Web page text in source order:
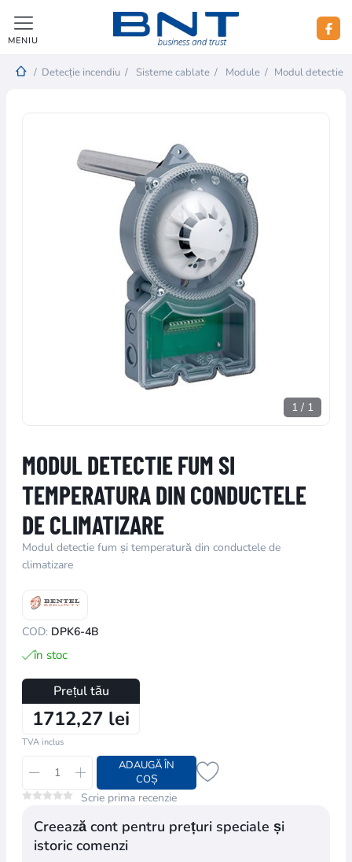
MENIU
/ Detecție incendiu / Sisteme cablate / Module / Modul detectie
1 / 1
MODUL DETECTIE FUM SI
TEMPERATURA DIN CONDUCTELE
DE CLIMATIZARE
Modul detectie fum și temperatură din conductele de
climatizare
COD: DPK6-4B
în stoc
Prețul tău
1712,27 lei
TVA inclus
ADAUGĂ ÎN
COȘ
Scrie prima recenzie
Creează cont pentru prețuri speciale și
istoric comenzi